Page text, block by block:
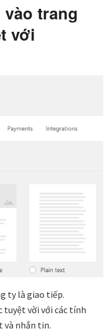
trang
với
ty là giao tiếp.
tuyệt vời với các tính
và nhắn tin.